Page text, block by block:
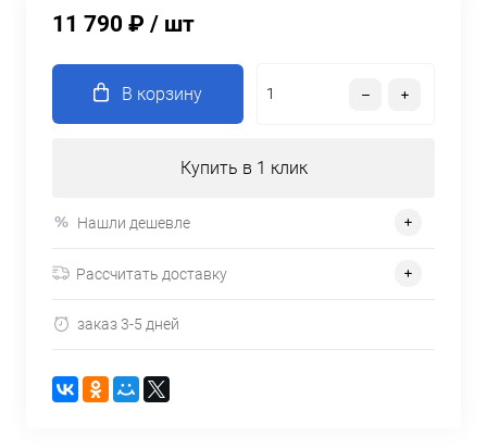
11 790 ₽ / шт
В корзину
Купить в 1 клик
Нашли дешевле
Рассчитать доставку
заказ 3-5 дней